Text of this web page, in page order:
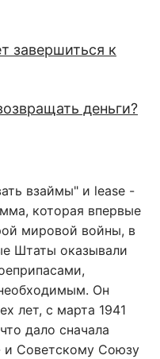
завершиться к
деньги?
взаймы" и lease -
которая впервые
мировой войны, в
Штаты оказывали
Он
лет, с марта 1941
дало сначала
и Советскому Союзу